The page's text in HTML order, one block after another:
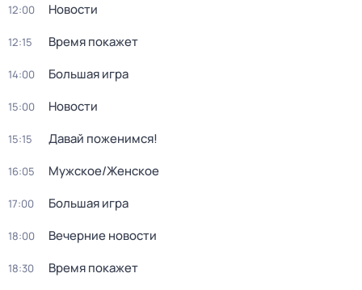
12:00 Новости
12:15 Время покажет
14:00 Большая игра
15:00 Новости
15:15 Давай поженимся!
16:05 Мужское/Женское
17:00 Большая игра
18:00 Вечерние новости
18:30 Время покажет